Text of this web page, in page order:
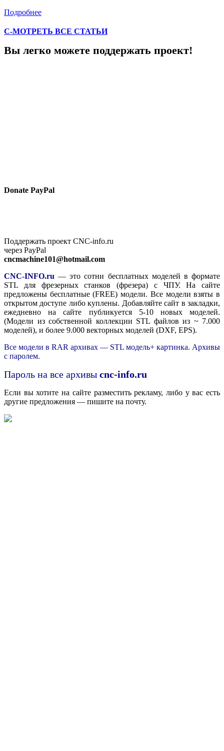
Подробнее
С-МОТРЕТЬ ВСЕ СТАТЬИ
Вы легко можете поддержать проект!
Donate PayPal
Поддержать проект CNC-info.ru
через PayPal
cncmachine101@hotmail.com
CNC-INFO.ru— это сотни бесплатных моделей в формате
STL для фрезерных станков (фрезера) с ЧПУ. На сайте
предложены бесплатные (FREE) модели. Все модели взяты в
открытом доступе либо куплены. Добавляйте сайт в закладки,
ежедневно на сайте публикуется 5-10 новых моделей.
(Модели из собственной коллекции STL файлов из ~ 7.000
моделей), и более 9.000 векторных моделей (DXF, EPS).
Все модели в RAR архивах — STL модель+ картинка. Архивы
с паролем.
Пароль на все архивы cnc-info.ru
Если вы хотите на сайте разместить рекламу, либо у вас есть
другие предложения — пишите на почту.